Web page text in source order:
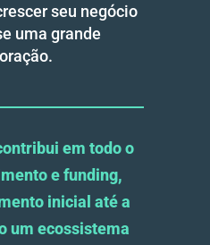
seu negócio
uma grande
em todo o
e funding,
inicial até a
um ecossistema